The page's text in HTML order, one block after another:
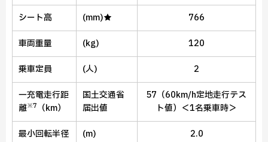
シート高 (mm)★ 766
車両重量 (kg) 120
乗車定員 (人) 2
一充電走行距
離※7 （km）
国土交通省
届出値
57（60km/h定地走行テス
ト値）＜1名乗車時＞
最小回転半径 (m) 2.0